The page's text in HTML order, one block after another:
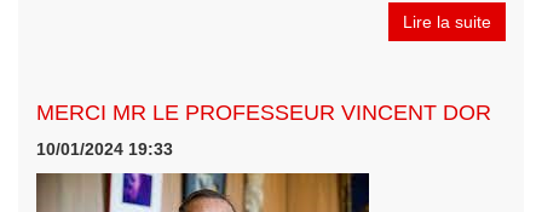
Lire la suite
MERCI MR LE PROFESSEUR VINCENT DOR
10/01/2024 19:33